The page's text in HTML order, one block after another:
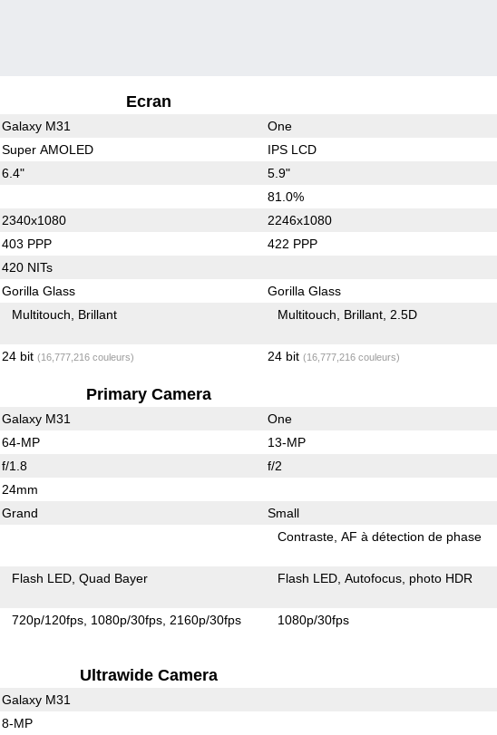
Ecran
Galaxy M31 One
Super AMOLED IPS LCD
6.4" 5.9"
81.0%
2340x1080 2246x1080
403 PPP 422 PPP
420 NITs
Gorilla Glass Gorilla Glass
Multitouch Brillant Multitouch Brillant 2.5D
24 bit (16,777,216 couleurs) 24 bit (16,777,216 couleurs)
Primary Camera
Galaxy M31 One
64-MP 13-MP
f/1.8 f/2
24mm
Grand Small
Contraste AF à détection de phase
Flash LED Quad Bayer Flash LED Autofocus photo HDR
720p/120fps 1080p/30fps 2160p/30fps 1080p/30fps
Ultrawide Camera
Galaxy M31
8-MP